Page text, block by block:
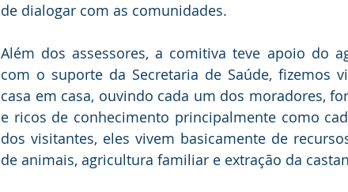
de dialogar com as comunidades.
Além dos assessores, a comitiva teve apoio do
com o suporte da Secretaria de Saúde, fizemos
casa em casa, ouvindo cada um dos moradores,
e ricos de conhecimento principalmente como
dos visitantes, eles vivem basicamente de
de animais, agricultura familiar e extração da